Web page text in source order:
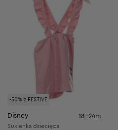
-50% z FESTIVE
Disney 18-24m
Sukienka dziecięca